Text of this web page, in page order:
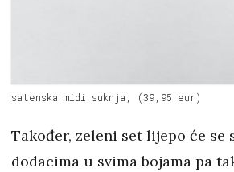
satenska midi suknja, (39,95 eur)
Također, zeleni set lijepo će se
dodacima u svima bojama pa